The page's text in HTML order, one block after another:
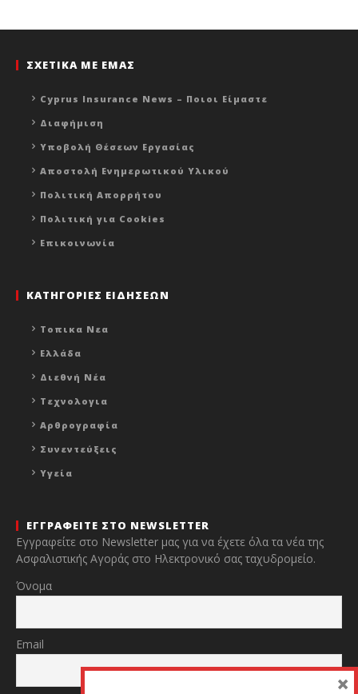
ΣΧΕΤΙΚΑ ΜΕ ΕΜΑΣ
Cyprus Insurance News – Ποιοι Είμαστε
Διαφήμιση
Υποβολή Θέσεων Εργασίας
Αποστολή Ενημερωτικού Υλικού
Πολιτική Απορρήτου
Πολιτική για Cookies
Επικοινωνία
ΚΑΤΗΓΟΡΙΕΣ ΕΙΔΗΣΕΩΝ
Τοπικα Νεα
Ελλάδα
Διεθνή Νέα
Τεχνολογια
Αρθρογραφία
Συνεντεύξεις
Υγεία
ΕΓΓΡΑΦΕΙΤΕ ΣΤΟ NEWSLETTER
Εγγραφείτε στο Newsletter μας για να έχετε όλα τα νέα της
Ασφαλιστικής Αγοράς στο Ηλεκτρονικό σας ταχυδρομείο.
Όνομα
Email
×